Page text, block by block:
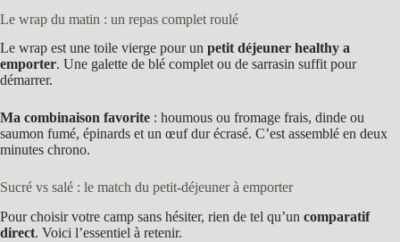
Le wrap du matin : un repas complet roulé
Le wrap est une toile vierge pour un petit déjeuner healthy a
emporter. Une galette de blé complet ou de sarrasin suffit pour
démarrer.
Ma combinaison favorite : houmous ou fromage frais, dinde ou
saumon fumé, épinards et un œuf dur écrasé. C’est assemblé en deux
minutes chrono.
Sucré vs salé : le match du petit-déjeuner à emporter
Pour choisir votre camp sans hésiter, rien de tel qu’un comparatif
direct. Voici l’essentiel à retenir.